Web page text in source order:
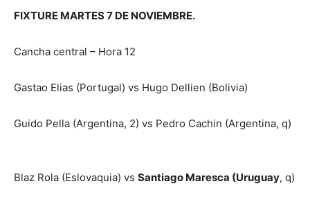
FIXTURE MARTES 7 DE NOVIEMBRE.
Cancha central – Hora 12
Gastao Elias (Portugal) vs Hugo Dellien (Bolivia)
Guido Pella (Argentina, 2) vs Pedro Cachin (Argentina, q)
Blaz Rola (Eslovaquia) vs Santiago Maresca (Uruguay, q)